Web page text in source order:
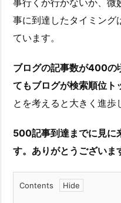
事行くか行かないか、
事に到達したタイミング
ています。
ブログの記事数が400の
てもブログが検索順位ト
とを考えると大きく進歩
500記事到達までに見に
す。ありがとうございま
Contents